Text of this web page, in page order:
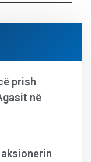
prish
në
aksionerin